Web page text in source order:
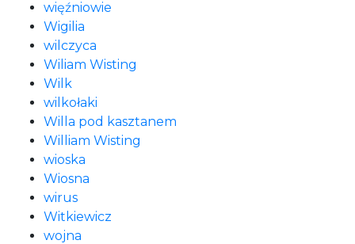
więźniowie
Wigilia
wilczyca
Wiliam Wisting
Wilk
wilkołaki
Willa pod kasztanem
William Wisting
wioska
Wiosna
wirus
Witkiewicz
wojna